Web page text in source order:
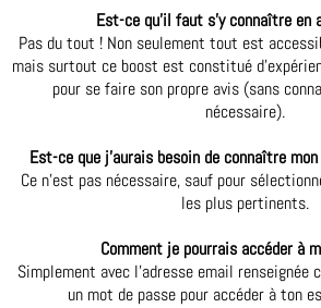
Est-ce qu'il faut s'y connaître en
Pas du tout ! Non seulement tout est
mais surtout ce boost est constitué
pour se faire son propre avis (sans
nécessaire).
Est-ce que j'aurais besoin de connaître
Ce n'est pas nécessaire, sauf pour
les plus pertinents.
Comment je pourrais accéder à
Simplement avec l'adresse email renseignée
un mot de passe pour accéder à ton